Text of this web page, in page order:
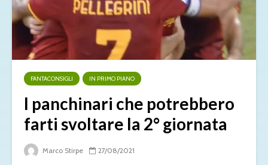
FANTACONSIGLI IN PRIMO PIANO
I panchinari che potrebbero
farti svoltare la 2° giornata
Marco Stirpe 27/08/2021